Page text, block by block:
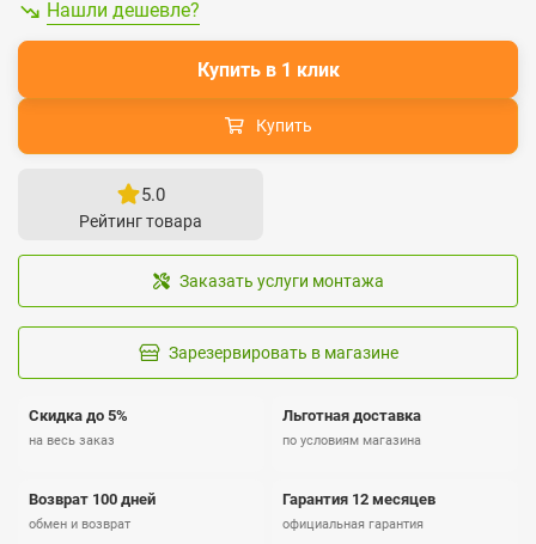
Нашли дешевле?
Купить
Купить в 1 клик
5.0
Рейтинг товара
Заказать услуги монтажа
Зарезервировать в магазине
Скидка до 5%
на весь заказ
Льготная доставка
по условиям магазина
Возврат 100 дней
обмен и возврат
Гарантия 12 месяцев
официальная гарантия